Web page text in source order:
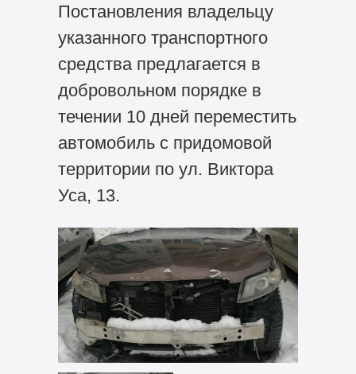
Постановления владельцу
указанного транспортного
средства предлагается в
добровольном порядке в
течении 10 дней переместить
автомобиль с придомовой
территории по ул. Виктора
Уса, 13.